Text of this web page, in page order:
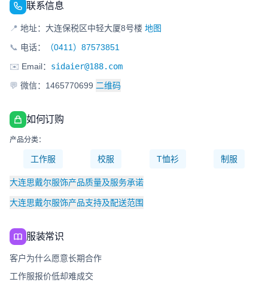
联系信息
📍 地址：大连保税区中轻大厦8号楼 地图
📞 电话：
（0411）87573851
✉️ Email： sidaier@188.com
💬 微信：1465770699 二维码
如何订购
产品分类：
工作服 校服 T恤衫 制服
大连思戴尔服饰产品质量及服务承诺
大连思戴尔服饰产品支持及配送范围
服装常识
客户为什么愿意长期合作
工作服报价低却难成交